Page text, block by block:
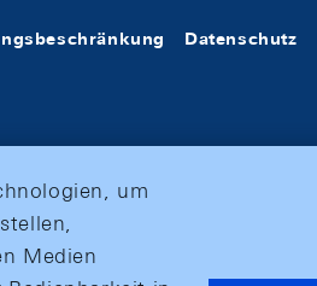
Datenschutz
um
Medien